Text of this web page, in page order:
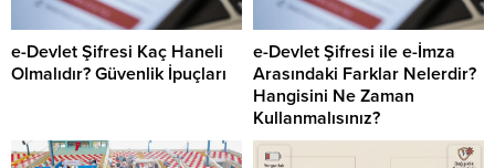
e-Devlet Şifresi Kaç Haneli
Olmalıdır? Güvenlik İpuçları
e-Devlet Şifresi ile e-İmza
Arasındaki Farklar Nelerdir?
Hangisini Ne Zaman
Kullanmalısınız?